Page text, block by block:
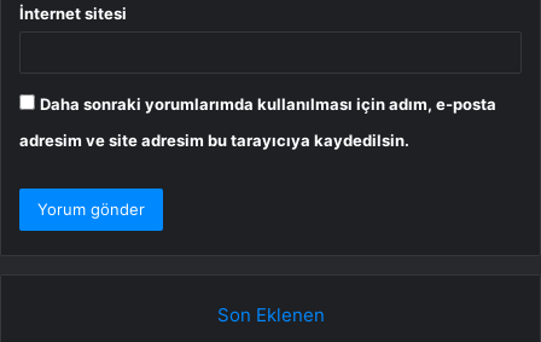
İnternet sitesi
Daha sonraki yorumlarımda kullanılması için adım, e-posta
adresim ve site adresim bu tarayıcıya kaydedilsin.
Son Eklenen